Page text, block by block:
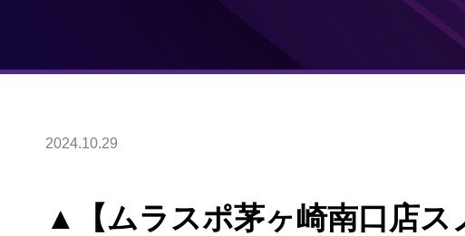
2024.10.29
▲【ムラスポ茅ヶ崎南口店ス